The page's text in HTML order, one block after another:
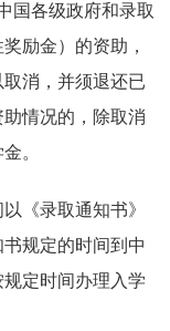
国各级政府和录取
励金）的资助，
消，并须退还已
情况的，除取消
。
《录取通知书》
规定的时间到中
定时间办理入学